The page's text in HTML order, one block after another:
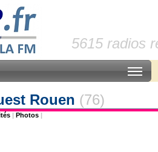
5615 radios
Rouen (76)
| Photos |